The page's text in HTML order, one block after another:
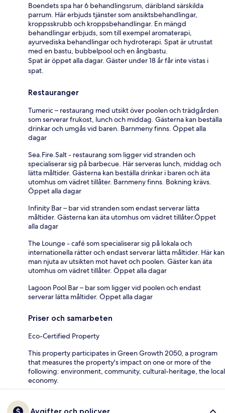
Boendets spa har 6 behandlingsrum, däribland särskilda
parrum. Här erbjuds tjänster som ansiktsbehandlingar,
kroppsskrubb och kroppsbehandlingar. En mängd
behandlingar erbjuds, som till exempel aromaterapi,
ayurvediska behandlingar och hydroterapi. Spat är utrustat
med en bastu, bubbelpool och en ångbastu.
Spat är öppet alla dagar. Gäster under 18 år får inte vistas i
spat.
Restauranger
Tumeric – restaurang med utsikt över poolen och trädgården
som serverar frukost, lunch och middag. Gästerna kan beställa
drinkar och umgås vid baren. Barnmeny finns. Öppet alla
dagar
Sea.Fire.Salt - restaurang som ligger vid stranden och
specialiserar sig på barbecue. Här serveras lunch, middag och
lätta måltider. Gästerna kan beställa drinkar i baren och äta
utomhus om vädret tillåter. Barnmeny finns. Bokning krävs.
Öppet alla dagar
Infinity Bar – bar vid stranden som endast serverar lätta
måltider. Gästerna kan äta utomhus om vädret tillåter.Öppet
alla dagar
The Lounge - café som specialiserar sig på lokala och
internationella rätter och endast serverar lätta måltider. Här kan
man njuta av utsikten mot havet och poolen. Gäster kan äta
utomhus om vädret tillåter. Öppet alla dagar
Lagoon Pool Bar – bar som ligger vid poolen och endast
serverar lätta måltider. Öppet alla dagar
Priser och samarbeten
Eco-Certified Property
This property participates in Green Growth 2050, a program
that measures the property's impact on one or more of the
following: environment, community, cultural-heritage, the local
economy.